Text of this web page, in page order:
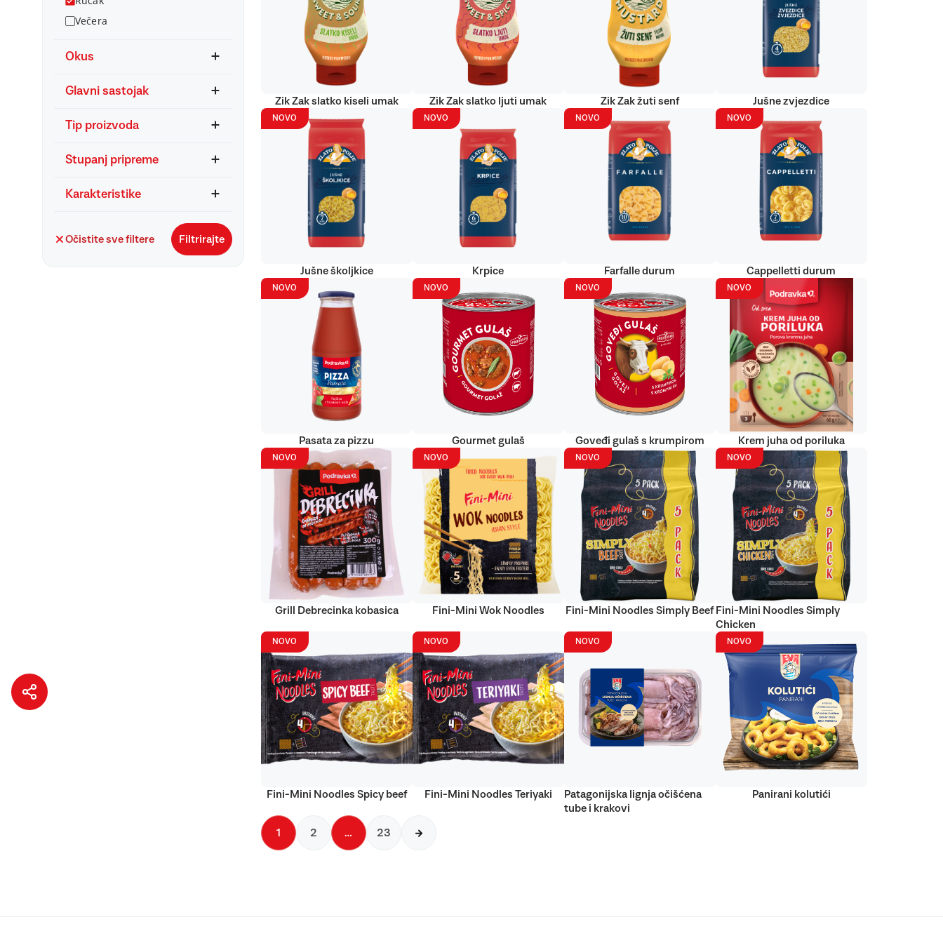
Večera
Okus
Glavni sastojak
Tip proizvoda
Stupanj pripreme
Karakteristike
Očistite sve filtere Filtrirajte
Zik Zak slatko kiseli umak Zik Zak slatko ljuti umak Zik Zak žuti senf Jušne zvjezdice
NOVO
Jušne školjkice
NOVO
Krpice
NOVO
Farfalle durum
NOVO
Cappelletti durum
NOVO
Pasata za pizzu
NOVO
Gourmet gulaš
NOVO
Goveđi gulaš s krumpirom
NOVO
Krem juha od poriluka
NOVO
Grill Debrecinka kobasica
NOVO
Fini-Mini Wok Noodles
NOVO
Fini-Mini Noodles Simply Beef
NOVO
Fini-Mini Noodles Simply
Chicken
NOVO
Fini-Mini Noodles Spicy beef
NOVO
Fini-Mini Noodles Teriyaki
NOVO
Patagonijska lignja očišćena
tube i krakovi
NOVO
Panirani kolutići
1 2 … 23